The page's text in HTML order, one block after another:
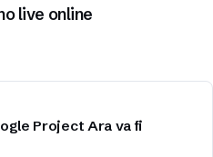
live online
Project Ara va fi